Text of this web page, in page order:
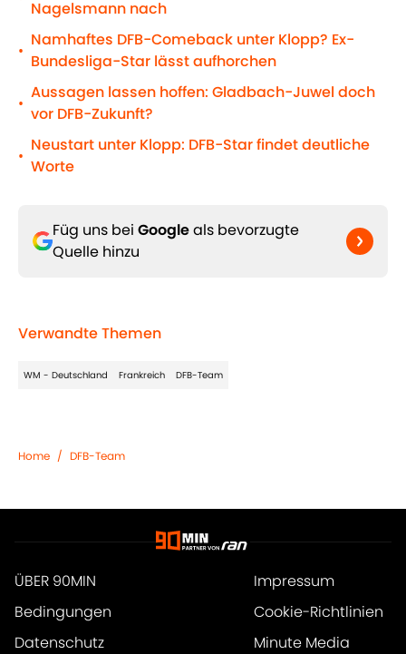
Nagelsmann nach
•
Namhaftes DFB-Comeback unter Klopp? Ex-
Bundesliga-Star lässt aufhorchen
•
Aussagen lassen hoffen: Gladbach-Juwel doch
vor DFB-Zukunft?
•
Neustart unter Klopp: DFB-Star findet deutliche
Worte
Füg uns bei Googleals bevorzugte
Quelle hinzu
Verwandte Themen
WM - Deutschland Frankreich DFB-Team
Home / DFB-Team
ÜBER 90MIN
Impressum
Bedingungen
Cookie-Richtlinien
Datenschutz
Minute Media